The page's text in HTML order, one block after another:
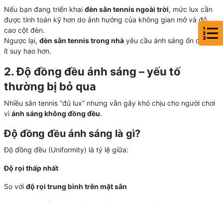
Nếu bạn đang triển khai đèn sân tennis ngoài trời, mức lux cần
được tính toán kỹ hơn do ảnh hưởng của không gian mở và độ
cao cột đèn.
Ngược lại, đèn sân tennis trong nhàyêu cầu ánh sáng ổn định và
ít suy hao hơn.
2. Độ đồng đều ánh sáng – yếu tố
thường bị bỏ qua
Nhiều sân tennis “đủ lux” nhưng vẫn gây khó chịu cho người chơi
vì ánh sáng không đồng đều.
Độ đồng đều ánh sáng là gì?
Độ đồng đều (Uniformity) là tỷ lệ giữa:
Độ rọi thấp nhất
So với độ rọi trung bình trên mặt sân